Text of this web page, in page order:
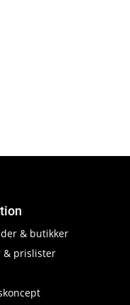
& butikker
& prislister